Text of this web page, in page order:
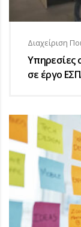
Διαχείριση
Υπηρεσίες
σε έργο